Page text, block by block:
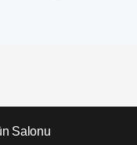
Salonu